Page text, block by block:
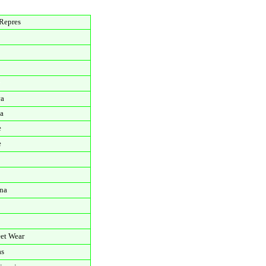
Wear